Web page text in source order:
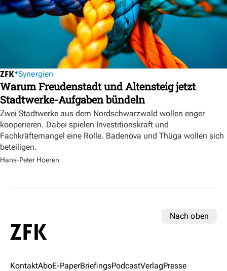
Synergien
Warum Freudenstadt und Altensteig jetzt
Stadtwerke-Aufgaben bündeln
Zwei Stadtwerke aus dem Nordschwarzwald wollen enger
kooperieren. Dabei spielen Investitionskraft und
Fachkräftemangel eine Rolle. Badenova und Thüga wollen sich
beteiligen.
Hans-Peter Hoeren
Nach oben
KontaktAboE-PaperBriefingsPodcastVerlagPresse